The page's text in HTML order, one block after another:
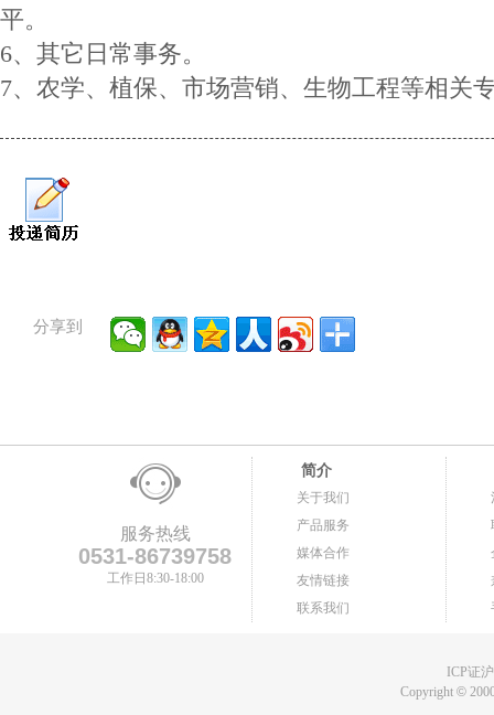
平。
6、其它日常事务。
7、农学、植保、市场营销、生物工程等相关
分享到
服务热线
0531-86739758
工作日8:30-18:00
简介
关于我们
产品服务
媒体合作
友情链接
联系我们
ICP证
Copyright©